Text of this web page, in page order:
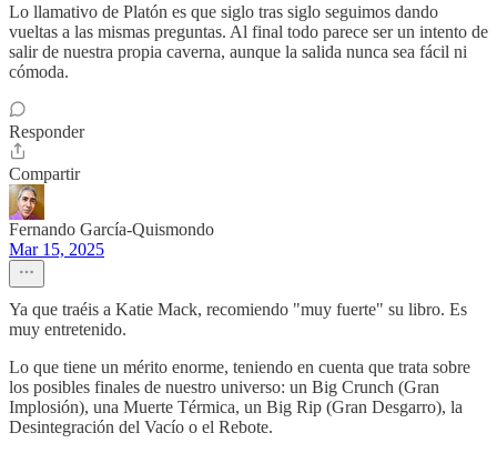
Lo llamativo de Platón es que siglo tras siglo seguimos dando
vueltas a las mismas preguntas. Al final todo parece ser un intento de
salir de nuestra propia caverna, aunque la salida nunca sea fácil ni
cómoda.
Responder
Compartir
Fernando García-Quismondo
Mar 15, 2025
Ya que traéis a Katie Mack, recomiendo "muy fuerte" su libro. Es
muy entretenido.
Lo que tiene un mérito enorme, teniendo en cuenta que trata sobre
los posibles finales de nuestro universo: un Big Crunch (Gran
Implosión), una Muerte Térmica, un Big Rip (Gran Desgarro), la
Desintegración del Vacío o el Rebote.